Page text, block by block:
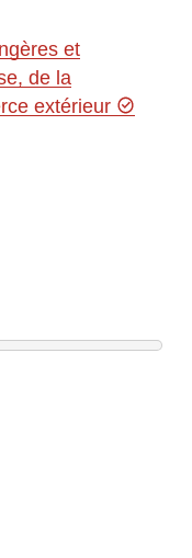
et
de la
extérieur